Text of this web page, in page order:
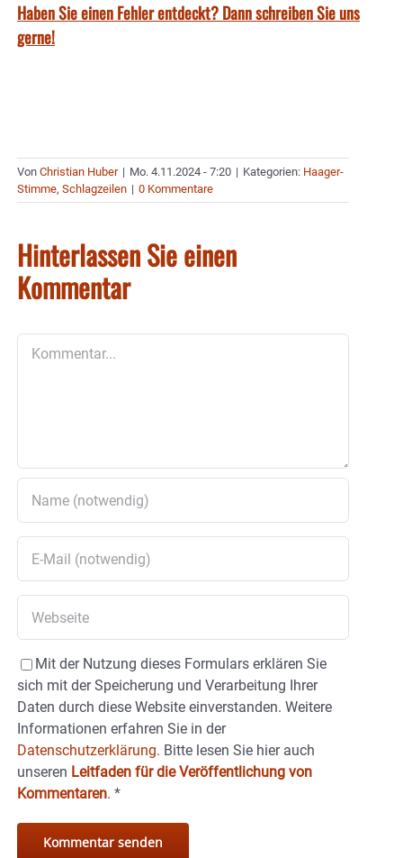
Haben Sie einen Fehler entdeckt? Dann schreiben Sie uns
gerne!
Von Christian Huber | Mo. 4.11.2024 - 7:20 | Kategorien: Haager-
Stimme, Schlagzeilen | 0 Kommentare
Hinterlassen Sie einen
Kommentar
Mit der Nutzung dieses Formulars erklären Sie
sich mit der Speicherung und Verarbeitung Ihrer
Daten durch diese Website einverstanden. Weitere
Informationen erfahren Sie in der
Datenschutzerklärung. Bitte lesen Sie hier auch
unseren Leitfaden für die Veröffentlichung von
Kommentaren. *